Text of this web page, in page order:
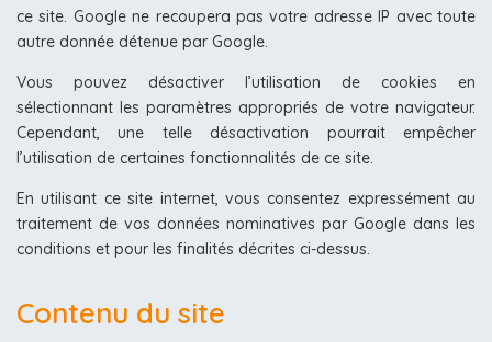
ce site. Google ne recoupera pas votre adresse IP avec toute
autre donnée détenue par Google.
Vous pouvez désactiver l’utilisation de cookies en
sélectionnant les paramètres appropriés de votre navigateur.
Cependant, une telle désactivation pourrait empêcher
l’utilisation de certaines fonctionnalités de ce site.
En utilisant ce site internet, vous consentez expressément au
traitement de vos données nominatives par Google dans les
conditions et pour les finalités décrites ci-dessus.
Contenu du site